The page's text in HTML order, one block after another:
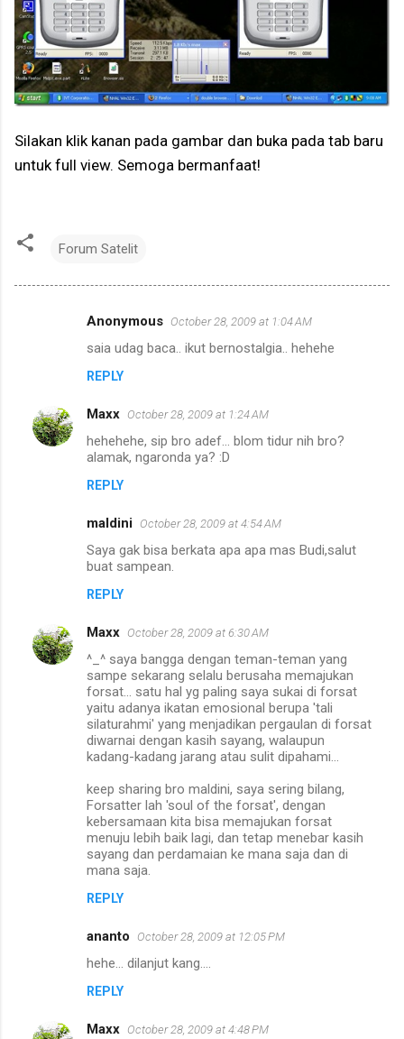
Silakan klik kanan pada gambar dan buka pada tab baru
untuk full view. Semoga bermanfaat!
Forum Satelit
m
e
Anonymous October 28, 2009 at 1:04 AM
saia udag baca.. ikut bernostalgia.. hehehe
REPLY
Maxx October 28, 2009 at 1:24 AM
hehehehe, sip bro adef... blom tidur nih bro?
alamak, ngaronda ya? :D
REPLY
maldini October 28, 2009 at 4:54 AM
Saya gak bisa berkata apa apa mas Budi,salut
buat sampean.
REPLY
Maxx October 28, 2009 at 6:30 AM
^_^ saya bangga dengan teman-teman yang
sampe sekarang selalu berusaha memajukan
forsat... satu hal yg paling saya sukai di forsat
yaitu adanya ikatan emosional berupa 'tali
silaturahmi' yang menjadikan pergaulan di forsat
diwarnai dengan kasih sayang, walaupun
kadang-kadang jarang atau sulit dipahami...
keep sharing bro maldini, saya sering bilang,
Forsatter lah 'soul of the forsat', dengan
kebersamaan kita bisa memajukan forsat
menuju lebih baik lagi, dan tetap menebar kasih
sayang dan perdamaian ke mana saja dan di
mana saja.
REPLY
ananto October 28, 2009 at 12:05 PM
hehe... dilanjut kang....
REPLY
Maxx October 28, 2009 at 4:48 PM